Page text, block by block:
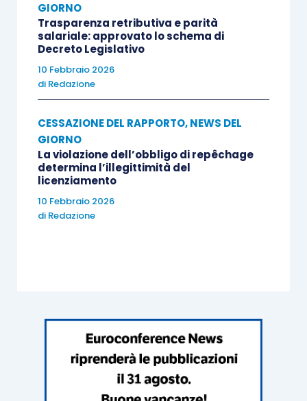
GIORNO
Trasparenza retributiva e parità
salariale: approvato lo schema di
Decreto Legislativo
10 Febbraio 2026
di Redazione
CESSAZIONE DEL RAPPORTO,NEWS DEL
GIORNO
La violazione dell’obbligo di repêchage
determina l’illegittimità del
licenziamento
10 Febbraio 2026
di Redazione